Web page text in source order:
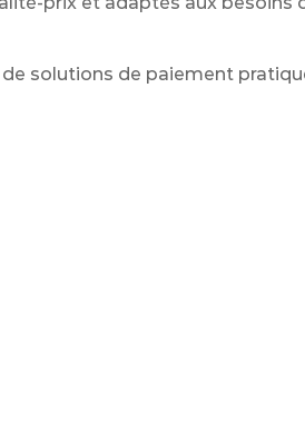
de solutions de paiement